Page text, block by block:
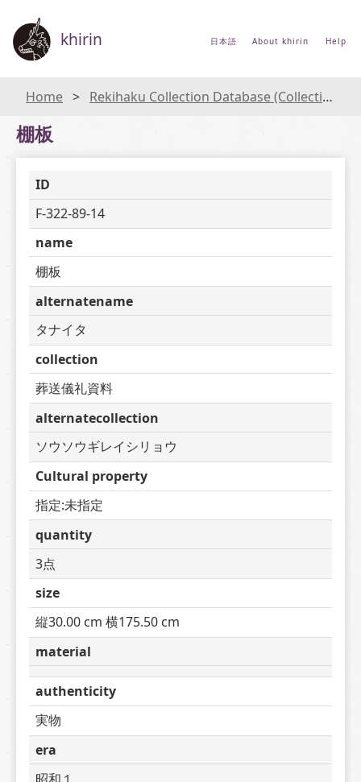
khirin 日本語 About khirin Help
Home Rekihaku Collection Database (Collections Database of the National Museum of Japanese History)
棚板
ID
F-322-89-14
name
棚板
alternatename
タナイタ
collection
葬送儀礼資料
alternatecollection
ソウソウギレイシリョウ
Cultural property
指定:未指定
quantity
3点
size
縦30.00 cm 横175.50 cm
material
authenticity
実物
era